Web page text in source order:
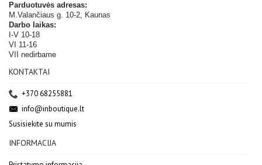
Parduotuvės adresas:
M.Valančiaus g. 10-2, Kaunas
Darbo laikas:
I-V 10-18
VI 11-16
VII nedirbame
KONTAKTAI
+370 68255881
info@inboutique.lt
Susisiekite su mumis
INFORMACIJA